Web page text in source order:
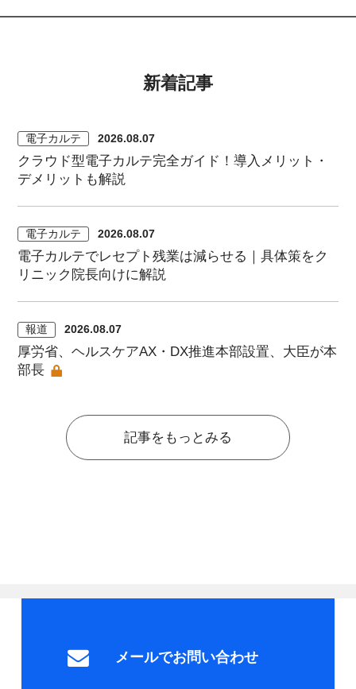
新着記事
電子カルテ 2026.08.07
クラウド型電子カルテ完全ガイド！導入メリット・
デメリットも解説
電子カルテ 2026.08.07
電子カルテでレセプト残業は減らせる｜具体策をク
リニック院長向けに解説
報道 2026.08.07
厚労省、ヘルスケアAX・DX推進本部設置、大臣が本
部長
記事をもっとみる
メールでお問い合わせ